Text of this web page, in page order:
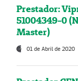
Prestador:
51004349-0
Master)
01 de Abril de 2020